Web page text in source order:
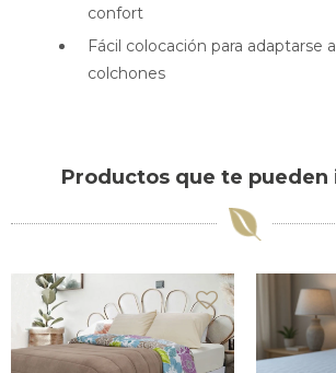
confort
Fácil colocación para adaptarse
colchones
Productos que te pueden